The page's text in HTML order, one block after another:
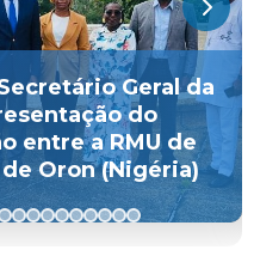
Geral da
do
entre a RMU de
de Oron (Nigéria)